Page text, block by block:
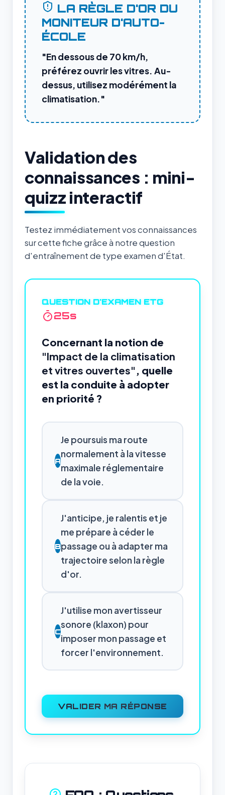
LA RÈGLE D'OR DU
MONITEUR D'AUTO-
ÉCOLE
"En dessous de 70 km/h,
préférez ouvrir les vitres. Au-
dessus, utilisez modérément la
climatisation."
Validation des
connaissances : mini-
quizz interactif
Testez immédiatement vos connaissances
sur cette fiche grâce à notre question
d'entraînement de type examen d'État.
QUESTION D'EXAMEN ETG
24s
Concernant la notion de
"Impact de la climatisation
et vitres ouvertes" , quelle
est la conduite à adopter
en priorité ?
A
Je poursuis ma route
normalement à la vitesse
maximale réglementaire
de la voie.
B
J'anticipe, je ralentis et je
me prépare à céder le
passage ou à adapter ma
trajectoire selon la règle
d'or.
C
J'utilise mon avertisseur
sonore (klaxon) pour
imposer mon passage et
forcer l'environnement.
VALIDER MA RÉPONSE